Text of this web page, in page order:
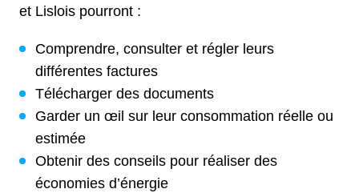
et Lislois pourront :
Comprendre, consulter et régler leurs
différentes factures
Télécharger des documents
Garder un œil sur leur consommation réelle ou
estimée
Obtenir des conseils pour réaliser des
économies d’énergie